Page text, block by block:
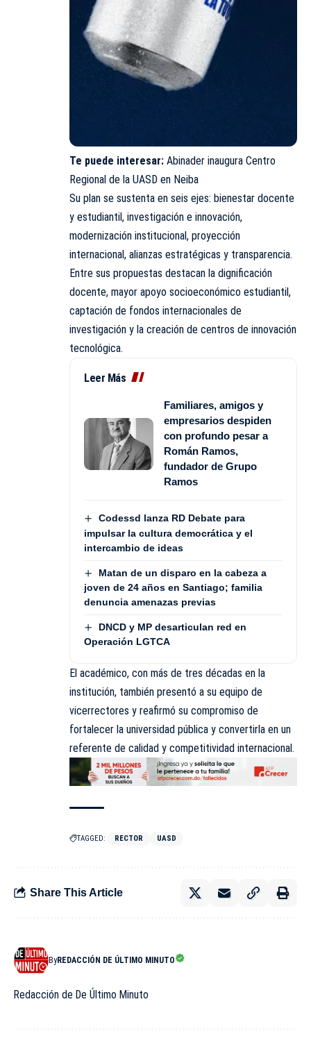
Te puede interesar: Abinader inaugura Centro
Regional de la UASD en Neiba
Su plan se sustenta en seis ejes: bienestar docente
y estudiantil, investigación e innovación,
modernización institucional, proyección
internacional, alianzas estratégicas y transparencia.
Entre sus propuestas destacan la dignificación
docente, mayor apoyo socioeconómico estudiantil,
captación de fondos internacionales de
investigación y la creación de centros de innovación
tecnológica.
Leer Más
Familiares, amigos y
empresarios despiden
con profundo pesar a
Román Ramos,
fundador de Grupo
Ramos
Codessd lanza RD Debate para
impulsar la cultura democrática y el
intercambio de ideas
Matan de un disparo en la cabeza a
joven de 24 años en Santiago; familia
denuncia amenazas previas
DNCD y MP desarticulan red en
Operación LGTCA
El académico, con más de tres décadas en la
institución, también presentó a su equipo de
vicerrectores y reafirmó su compromiso de
fortalecer la universidad pública y convertirla en un
referente de calidad y competitividad internacional.
TAGGED: RECTOR UASD
Share This Article
ByREDACCIÓN DE ÚLTIMO MINUTO
Redacción de De Último Minuto